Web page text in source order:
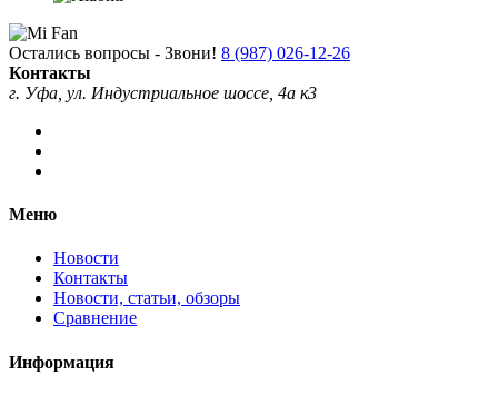
Остались вопросы - Звони! 8 (987) 026-12-26
Контакты
г. Уфа, ул. Индустриальное шоссе, 4а к3
Меню
Новости
Контакты
Новости, статьи, обзоры
Сравнение
Информация